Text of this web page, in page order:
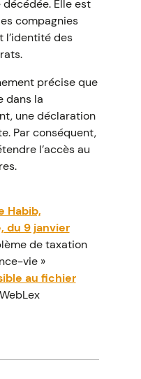
Elle est
compagnies
l’identité des
précise que
dans la
une déclaration
Par conséquent,
l’accès au
Habib,
du 9 janvier
de taxation
vie »
au fichier